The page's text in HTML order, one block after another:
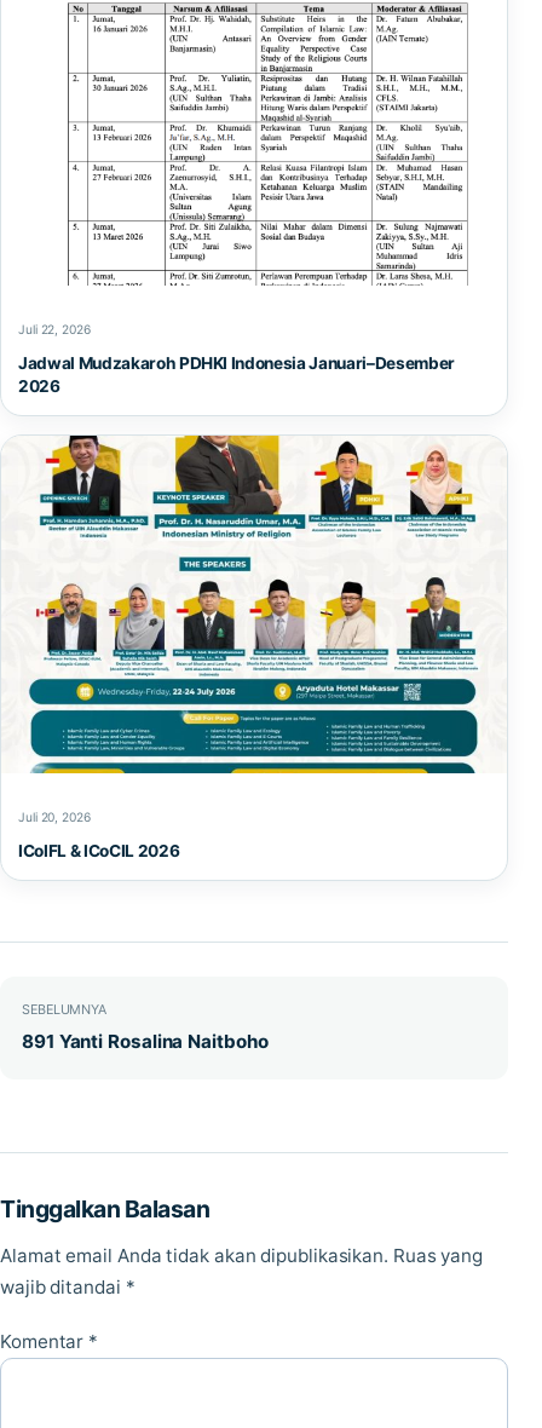
Juli 22, 2026
Jadwal Mudzakaroh PDHKI Indonesia Januari–Desember
2026
Juli 20, 2026
ICoIFL & ICoCIL 2026
Navigasi pos
SEBELUMNYA
891 Yanti Rosalina Naitboho
Tinggalkan Balasan
Alamat email Anda tidak akan dipublikasikan. Ruas yang
wajib ditandai *
Komentar *